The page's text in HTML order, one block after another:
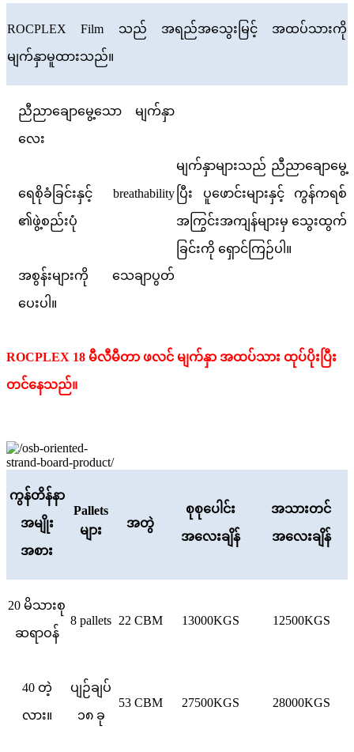
ROCPLEX Film သည် အရည်အသွေးမြင့် အထပ်သားကို
မျက်နှာမူထားသည်။
ညီညာချောမွေ့သော မျက်နှာ
လေး
မျက်နှာများသည် ညီညာချောမွေ့
ပြီး ပူဖောင်းများနှင့် ကွန်ကရစ်
အကြွင်းအကျန်များမှ သွေးထွက်
ခြင်းကို ရှောင်ကြဉ်ပါ။
ရေစိုခံခြင်းနှင့် breathability
၏ဖွဲ့စည်းပုံ
အစွန်းများကို သေချာပွတ်
ပေးပါ။
ROCPLEX 18 မီလီမီတာ ဖလင် မျက်နှာ အထပ်သား ထုပ်ပိုးပြီး
တင်နေသည်။
ကွန်တိန်နာ
အမျိုး
အစား
Pallets
များ
အတွဲ
စုစုပေါင်း
အလေးချိန်
အသားတင်
အလေးချိန်
20 မိသားစု
ဆရာဝန်
8 pallets 22 CBM 13000KGS 12500KGS
40 တဲ့
လား။
ပျဉ်ချပ်
၁၈ ခု
53 CBM 27500KGS 28000KGS